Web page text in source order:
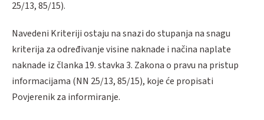
25/13, 85/15).
Navedeni Kriteriji ostaju na snazi do stupanja na snagu
kriterija za određivanje visine naknade i načina naplate
naknade iz članka 19. stavka 3. Zakona o pravu na pristup
informacijama (NN 25/13, 85/15), koje će propisati
Povjerenik za informiranje.